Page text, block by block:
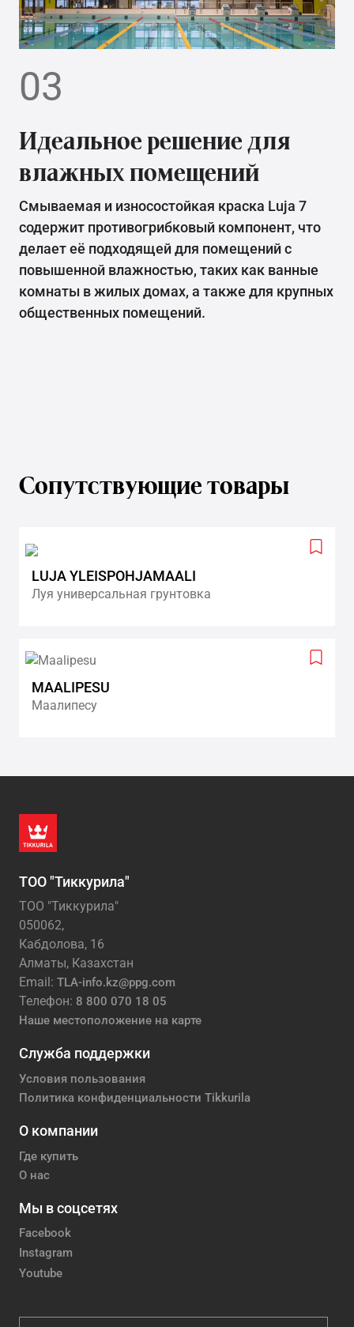
03
Идеальное решение для
влажных помещений
Смываемая и износостойкая краска Luja 7
содержит противогрибковый компонент, что
делает её подходящей для помещений с
повышенной влажностью, таких как ванные
комнаты в жилых домах, а также для крупных
общественных помещений.
Сопутствующие товары
Add
LUJA YLEISPOHJAMAALI
Луя универсальная грунтовка
Add
MAALIPESU
Маалипесу
ТОО "Тиккурила"
ТОО "Тиккурила"
050062,
Кабдолова, 16
Алматы, Казахстан
Email: TLA-info.kz@ppg.com
Телефон: 8 800 070 18 05
Наше местоположение на карте
Служба поддержки
Условия пользования
Политика конфиденциальности Tikkurila
О компании
Где купить
О нас
Мы в соцсетях
Facebook
Instagram
Youtube